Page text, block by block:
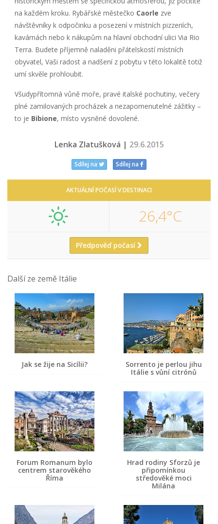
na každém kroku. Rybářské městečko Caorle zve
návštěvníky k odpočinku a posezení v místních pizzeriích,
kavárnách nebo k nákupům na hlavní obchodní ulici Via Rio
Terra. Budete příjemně naladěni přátelskostí místních
obyvatel, Vaši radost a nadšení z pobytu v této lokalitě totiž
umí skvěle prohloubit.
Všudypřítomná vůně moře, pravé italské pochutiny, večery
plné zamilovaných procházek a nezapomenutelné zážitky –
to je Bibione, místo vysněné dovolené.
Lenka Zlatušková | 29.6.2015
Sdílej na Sdílej na
AKTUÁLNÍ POČASÍ V DESTINACI
26,4°C
Předpověď počasí
Další ze země Itálie
Jak se žije na Sicílii?
Sorrento je perlou jihu
Itálie s vůní citrónů
Forum Romanum bylo
centrem starověkého
Říma
Hrad rodiny Sforzů je
připomínkou
středověké moci
Milána